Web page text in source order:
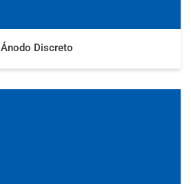
Ánodo Discreto